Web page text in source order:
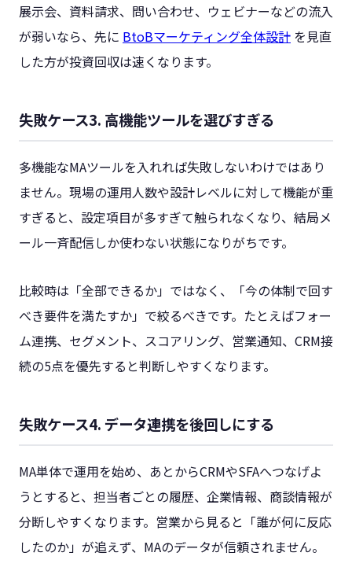
展示会、資料請求、問い合わせ、ウェビナーなどの流入
が弱いなら、先に BtoBマーケティング全体設計 を見直
した方が投資回収は速くなります。
失敗ケース3. 高機能ツールを選びすぎる
多機能なMAツールを入れれば失敗しないわけではあり
ません。現場の運用人数や設計レベルに対して機能が重
すぎると、設定項目が多すぎて触られなくなり、結局メ
ール一斉配信しか使わない状態になりがちです。
比較時は「全部できるか」ではなく、「今の体制で回す
べき要件を満たすか」で絞るべきです。たとえばフォー
ム連携、セグメント、スコアリング、営業通知、CRM接
続の5点を優先すると判断しやすくなります。
失敗ケース4. データ連携を後回しにする
MA単体で運用を始め、あとからCRMやSFAへつなげよ
うとすると、担当者ごとの履歴、企業情報、商談情報が
分断しやすくなります。営業から見ると「誰が何に反応
したのか」が追えず、MAのデータが信頼されません。